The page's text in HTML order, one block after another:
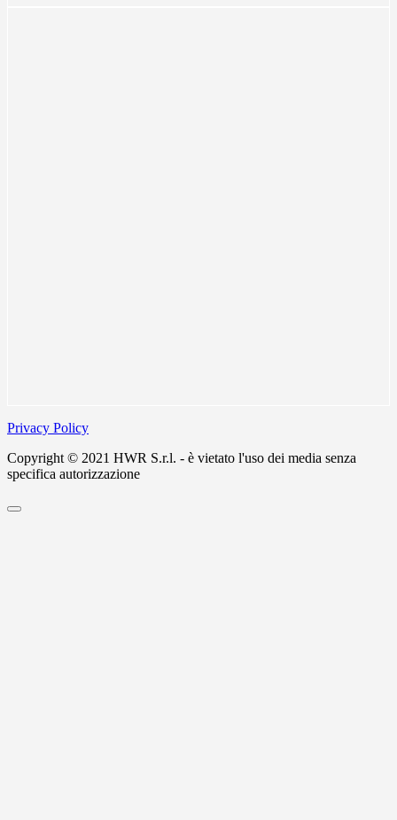
Privacy Policy
Copyright © 2021 HWR S.r.l. - è vietato l'uso dei media senza
specifica autorizzazione
Scroll